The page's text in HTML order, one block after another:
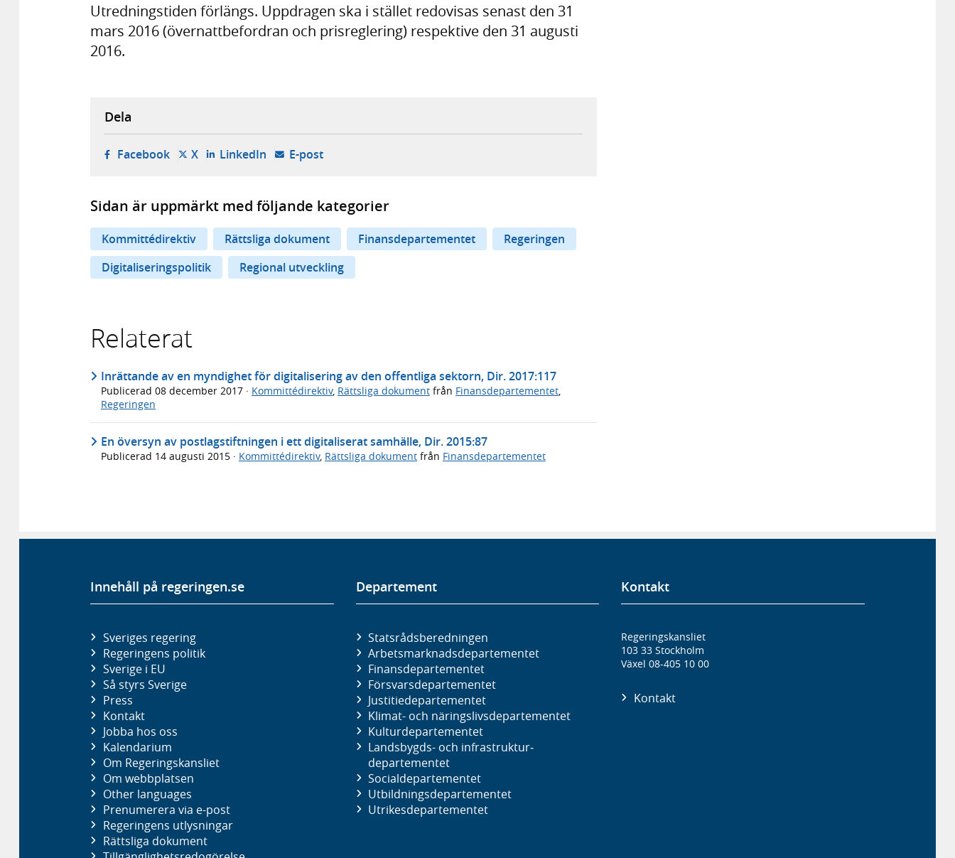
Utredningstiden förlängs. Uppdragen ska i stället redovisas senast den 31
mars 2016 (övernattbefordran och prisreglering) respektive den 31 augusti
2016.
Dela
Facebook- öppnas i ny flik, extern webbplats,
X- öppnas i ny flik, extern webbplats,
LinkedIn- öppnas i ny flik, extern webbplats,
E-post- öppnar din e-postklient,
Sidan är uppmärkt med följande kategorier
Kommittédirektiv Rättsliga dokument Finansdepartementet
Regeringen
Digitaliseringspolitik
Regional utveckling
Relaterat
Inrättande av en myndighet för digitalisering av den offentliga sektorn, Dir. 2017:117
Publicerad 08 december 2017 · Kommittédirektiv, Rättsliga dokument från Finansdepartementet,
Regeringen
En översyn av postlagstiftningen i ett digitaliserat samhälle, Dir. 2015:87
Publicerad 14 augusti 2015 · Kommittédirektiv, Rättsliga dokument från Finansdepartementet
Innehåll på regeringen.se
Sveriges regering
Regeringens politik
Sverige i EU
Så styrs Sverige
Press
Kontakt
Jobba hos oss
Kalendarium
Om Regeringskansliet
Om webbplatsen
Other languages
Prenumerera via e-post
Regeringens utlysningar
Rättsliga dokument
Departement
Statsrådsberedningen
Arbetsmarknads­departementet
Finans­departementet
Försvars­departementet
Justitie­departementet
Klimat- och näringslivs­departementet
Kultur­departementet
Landsbygds- och infrastruktur­
departementet
Social­departementet
Utbildnings­departementet
Utrikes­departementet
Kontakt
Regeringskansliet
103 33 Stockholm
Växel 08-405 10 00
Kontakt